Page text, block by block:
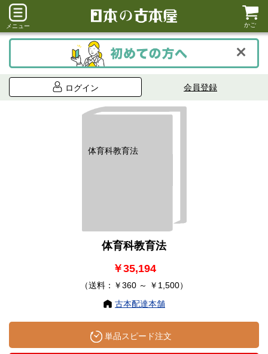
メニュー かご
ログイン 会員登録
体育科教育法
体育科教育法
￥35,194
（送料：￥360 ～ ￥1,500）
古本配達本舗
単品スピード注文